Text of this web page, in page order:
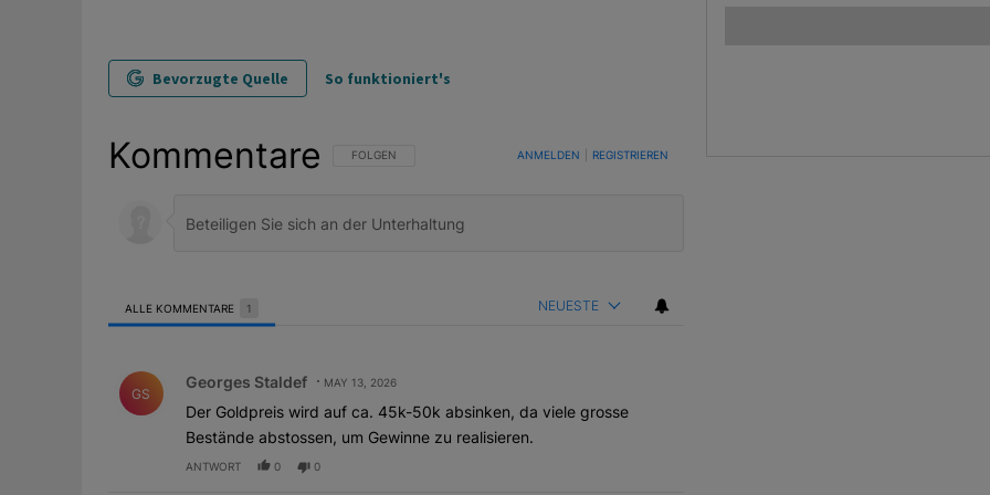
Bevorzugte Quelle So funktioniert's
Kommentare FOLGE DIESER UNTERHALTUNG, UM BENACHRICHTIGT ZU WERDEN, WENN NEUE KOMMENTARE VERÖFFENTLICHT
FOLGEN ANMELDEN REGISTRIEREN
ALLE KOMMENTARE 1 NEUESTE
GS
Georges Staldef MAY 13, 2026
Der Goldpreis wird auf ca. 45k-50k absinken, da viele grosse
Bestände abstossen, um Gewinne zu realisieren.
ANTWORT 0 0